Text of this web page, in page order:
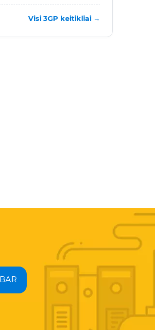
Visi 3GP keitikliai →